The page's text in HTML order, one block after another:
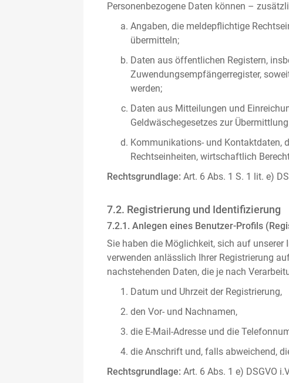
Personenbezogene Daten können –
Angaben, die meldepflichtige
übermitteln;
Daten aus öffentlichen Registern,
Zuwendungsempfängerregister,
werden;
Daten aus Mitteilungen und
Geldwäschegesetzes zur
Kommunikations- und Kontaktdaten,
Rechtseinheiten, wirtschaftlich
Rechtsgrundlage: Art. 6 Abs. 1 S. 1 lit. e)
7.2. Registrierung und Identifizierung
7.2.1. Anlegen eines Benutzer-Profils
Sie haben die Möglichkeit, sich auf unserer
verwenden anlässlich Ihrer Registrierung
nachstehenden Daten, die je nach
Datum und Uhrzeit der Registrierung,
den Vor- und Nachnamen,
die E-Mail-Adresse und die
die Anschrift und, falls abweichend,
Rechtsgrundlage: Art. 6 Abs. 1 e) DSGVO